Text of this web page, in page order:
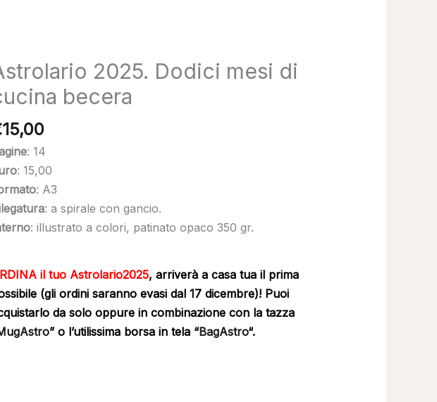
2025. Dodici mesi di
becera
15,00
: 14
: 15,00
: A3
: a spirale con gancio.
: illustrato a colori, patinato opaco 350 gr.
il tuo Astrolario2025, arriverà a casa tua il prima
(gli ordini saranno evasi dal 17 dicembre)! Puoi
da solo oppure in combinazione con la tazza
” o l’utilissima borsa in tela “BagAstro“.